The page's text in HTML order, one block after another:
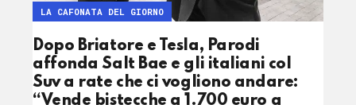
Dopo Briatore e Tesla, Parodi
affonda Salt Bae e gli italiani col
Suv a rate che ci vogliono andare:
“Vende bistecche a 1.700 euro a
LA CAFONATA DEL GIORNO